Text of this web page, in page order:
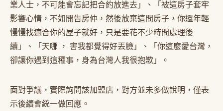
業人士，不可能會忘記把合約放進去」、「被這房子套牢
影響心情，不如開告房仲，然後放棄這間房子，你還年輕
慢慢找適合你的屋子就好，只是要花不少時間處理後
續」、「天哪 ， 害我都覺得好丟臉」、「你這麼愛台灣，
卻讓你遇到這種事，身為台灣人我很抱歉」。
面對爭議，實際詢問該加盟店，對方並未多做說明，僅表
示後續會統一做回應。